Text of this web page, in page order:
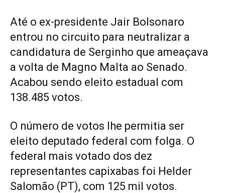
Até o ex-presidente Jair Bolsonaro
entrou no circuito para neutralizar a
candidatura de Serginho que ameaçava
a volta de Magno Malta ao Senado.
Acabou sendo eleito estadual com
138.485 votos.
O número de votos lhe permitia ser
eleito deputado federal com folga. O
federal mais votado dos dez
representantes capixabas foi Helder
Salomão (PT), com 125 mil votos.